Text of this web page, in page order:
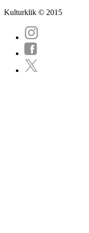
Kulturklik © 2015